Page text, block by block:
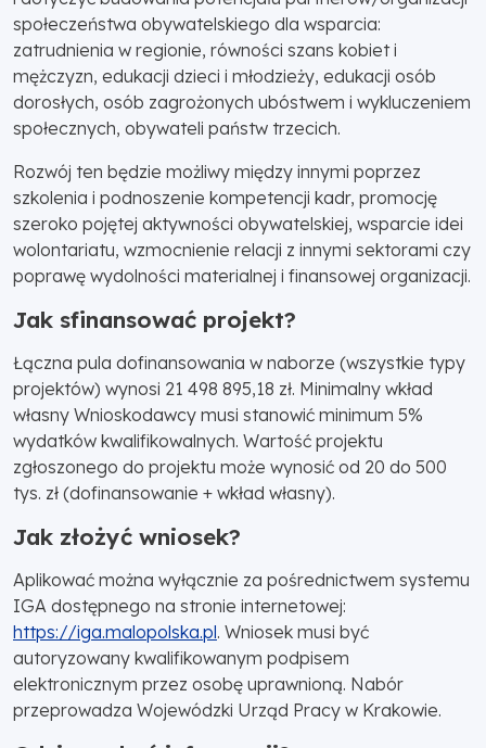
społeczeństwa obywatelskiego dla wsparcia:
zatrudnienia w regionie, równości szans kobiet i
mężczyzn, edukacji dzieci i młodzieży, edukacji osób
dorosłych, osób zagrożonych ubóstwem i wykluczeniem
społecznych, obywateli państw trzecich.
Rozwój ten będzie możliwy między innymi poprzez
szkolenia i podnoszenie kompetencji kadr, promocję
szeroko pojętej aktywności obywatelskiej, wsparcie idei
wolontariatu, wzmocnienie relacji z innymi sektorami czy
poprawę wydolności materialnej i finansowej organizacji.
Jak sfinansować projekt?
Łączna pula dofinansowania w naborze (wszystkie typy
projektów) wynosi 21 498 895,18 zł. Minimalny wkład
własny Wnioskodawcy musi stanowić minimum 5%
wydatków kwalifikowalnych. Wartość projektu
zgłoszonego do projektu może wynosić od 20 do 500
tys. zł (dofinansowanie + wkład własny).
Jak złożyć wniosek?
Aplikować można wyłącznie za pośrednictwem systemu
IGA dostępnego na stronie internetowej:
https://iga.malopolska.pl. Wniosek musi być
autoryzowany kwalifikowanym podpisem
elektronicznym przez osobę uprawnioną. Nabór
przeprowadza Wojewódzki Urząd Pracy w Krakowie.